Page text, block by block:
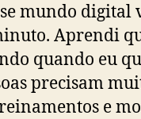
mundo digital
Aprendi
quando eu
precisam
e